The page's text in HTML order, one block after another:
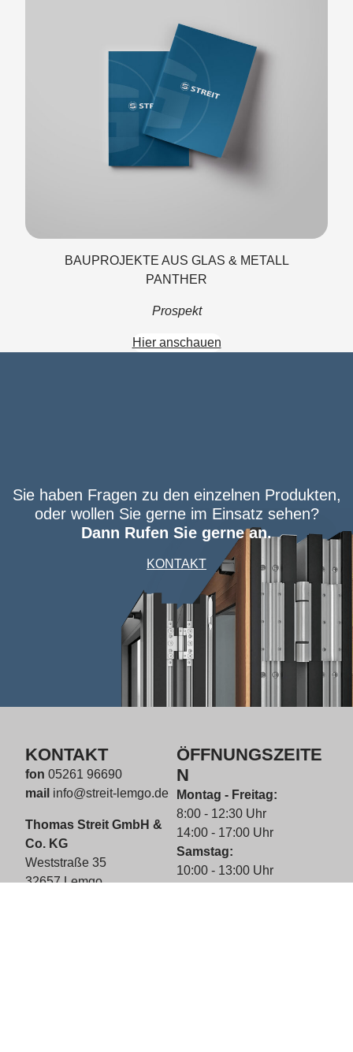
BAUPROJEKTE AUS GLAS & METALL
PANTHER
Prospekt
Hier anschauen
Sie haben Fragen zu den einzelnen Produkten,
oder wollen Sie gerne im Einsatz sehen?
Dann Rufen Sie gerne an.
KONTAKT
KONTAKT
fon 05261 96690
mail info@streit-lemgo.de
Thomas Streit GmbH &
Co. KG
Weststraße 35
32657 Lemgo
ÖFFNUNGSZEITE
N
Montag - Freitag:
8:00 - 12:30 Uhr
14:00 - 17:00 Uhr
Samstag:
10:00 - 13:00 Uhr